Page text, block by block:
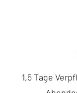
1,5 Tage